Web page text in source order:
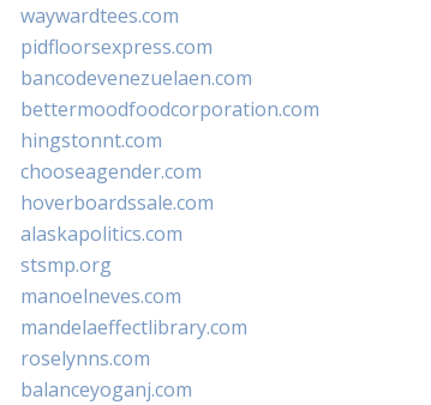
waywardtees.com
pidfloorsexpress.com
bancodevenezuelaen.com
bettermoodfoodcorporation.com
hingstonnt.com
chooseagender.com
hoverboardssale.com
alaskapolitics.com
stsmp.org
manoelneves.com
mandelaeffectlibrary.com
roselynns.com
balanceyoganj.com